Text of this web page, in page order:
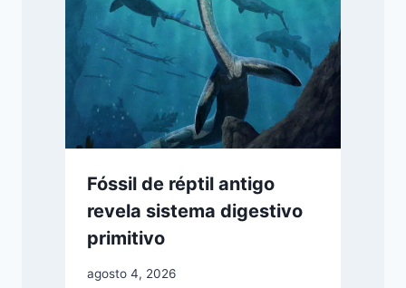
Fóssil de réptil antigo
revela sistema digestivo
primitivo
agosto 4, 2026